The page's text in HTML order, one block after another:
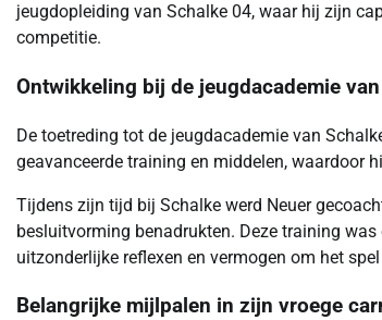
jeugdopleiding van Schalke 04, waar hij zijn
competitie.
Ontwikkeling bij de jeugdacademie
De toetreding tot de jeugdacademie van
geavanceerde training en middelen, waardoor
Tijdens zijn tijd bij Schalke werd Neuer
besluitvorming benadrukten. Deze training
uitzonderlijke reflexen en vermogen om het
Belangrijke mijlpalen in zijn vroege